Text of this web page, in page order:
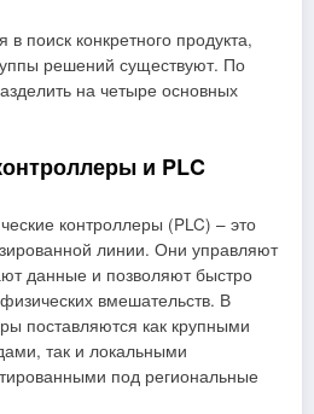
поиск конкретного продукта,
решений существуют. По
на четыре основных
и PLC
контроллеры (PLC) – это
линии. Они управляют
данные и позволяют быстро
вмешательств. В
поставляются как крупными
так и локальными
под региональные